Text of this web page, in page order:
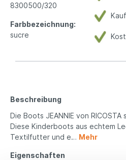
8300500/320
Farbbezeichnung:
sucre
Beschreibung
Die Boots JEANNIE von
Diese Kinderboots aus echtem
Textilfutter und e… Mehr
Eigenschaften